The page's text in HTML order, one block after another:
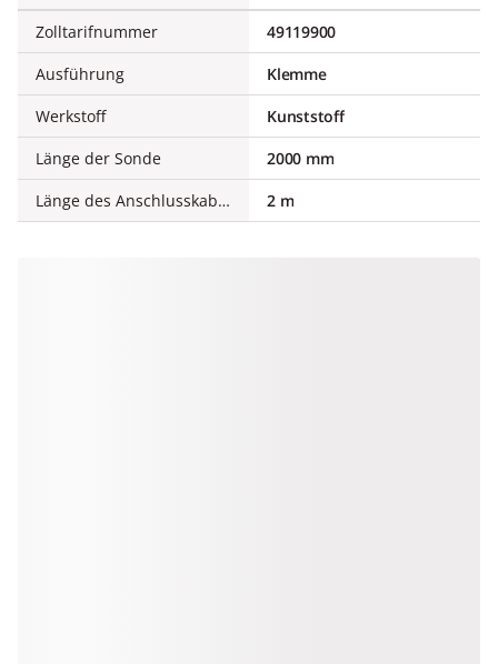
Zolltarifnummer
49119900
Ausführung
Klemme
Werkstoff
Kunststoff
Länge der Sonde
2000 mm
Länge des Anschlusskabels
2 m